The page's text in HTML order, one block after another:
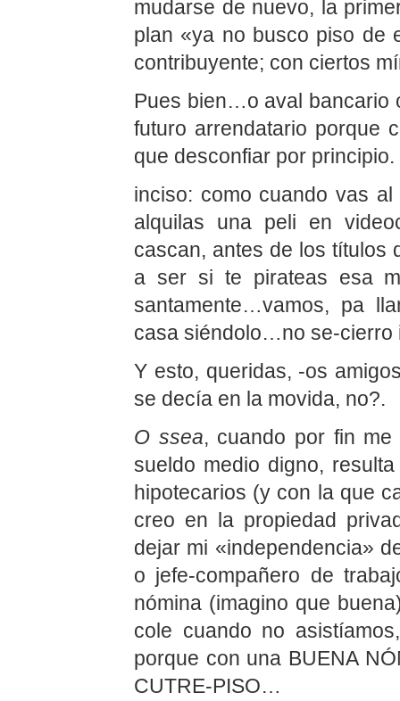
mudarse de nuevo, la
plan «ya no busco piso de
contribuyente; con ciertos
Pues bien…o aval bancario
futuro arrendatario porque
que desconfiar por principio.
inciso: como cuando vas
alquilas una peli en
cascan, antes de los títulos
a ser si te pirateas esa
santamente…vamos, pa
casa siéndolo…no se-
Y esto, queridas, -os
se decía en la movida, no?.
O ssea, cuando por fin me
sueldo medio digno,
hipotecarios (y con la que
creo en la propiedad
dejar mi «independencia»
o jefe-compañero de
nómina (imagino que
cole cuando no
porque con una BUENA
CUTRE-PISO…